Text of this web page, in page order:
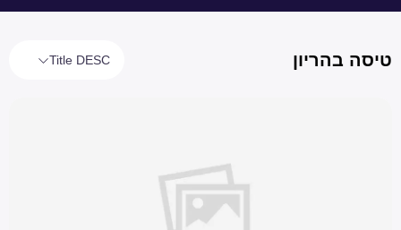
טיסה בהריון Title DESC